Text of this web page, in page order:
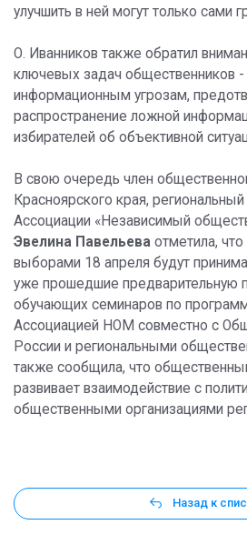
улучшить в ней могут только сами
О. Иванников также обратил
ключевых задач общественников -
информационным угрозам,
распространение ложной
избирателей об объективной
В свою очередь член
Красноярского края,
Ассоциации «Независимый
Эвелина Павельева отметила,
выборами 18 апреля будут
уже прошедшие предварительную
обучающих семинаров по
Ассоциацией НОМ совместно с
России и региональными
также сообщила, что
развивает взаимодействие с
общественными организациями
Назад к